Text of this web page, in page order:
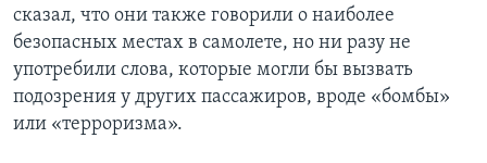
сказал, что они также говорили о наиболее
безопасных местах в самолете, но ни разу не
употребили слова, которые могли бы вызвать
подозрения у других пассажиров, вроде «бомбы»
или «терроризма».